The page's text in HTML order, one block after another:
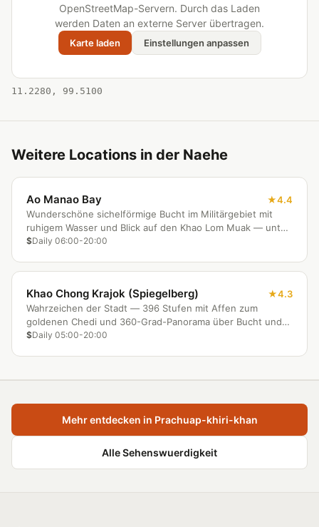
OpenStreetMap-Servern. Durch das Laden
werden Daten an externe Server übertragen.
Karte laden Einstellungen anpassen
11.2280, 99.5100
Weitere Locations in der Naehe
Ao Manao Bay
4.4
Wunderschöne sichelförmige Bucht im Militärgebiet mit
ruhigem Wasser und Blick auf den Khao Lom Muak — unter
der Woche fast menschenleer.
$Daily 06:00-20:00
Khao Chong Krajok (Spiegelberg)
4.3
Wahrzeichen der Stadt — 396 Stufen mit Affen zum
goldenen Chedi und 360-Grad-Panorama über Bucht und
Stadt.
$Daily 05:00-20:00
Mehr entdecken in Prachuap-khiri-khan
Alle Sehenswuerdigkeit